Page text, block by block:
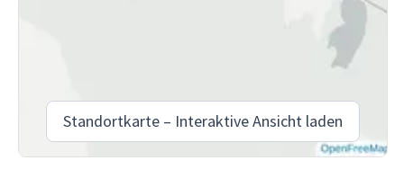
Standortkarte – Interaktive Ansicht laden